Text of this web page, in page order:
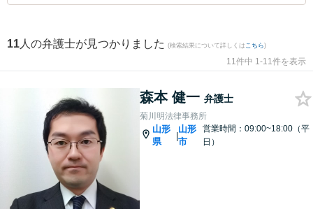
11 人の弁護士が見つかりました (検索結果について詳しくは こちら)
11件中 1-11件を表示
森本 健一 弁護士
菊川明法律事務所
山形
県
|
山形
市
営業時間：09:00~18:00（平
日）